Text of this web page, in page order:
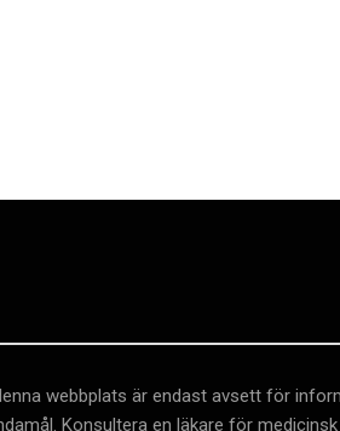
webbplats är endast avsett för
Konsultera en läkare för medicinsk